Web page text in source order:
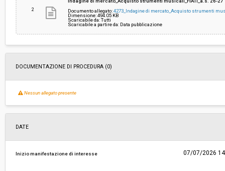
2
Documento allegato:4273_Indagine di mercato_Acquisto strumenti
Dimensione: 494.05 KB
Scaricabile da: Tutti
Scaricabile a partire da: Data pubblicazione
DOCUMENTAZIONE DI PROCEDURA (0)
Nessun allegato presente
DATE
Inizio manifestazione di interesse 07/07/2026